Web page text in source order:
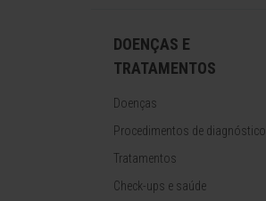
DOENÇAS E
TRATAMENTOS
Doenças
Procedimentos de diagnóstico
Tratamentos
Check-ups e saúde